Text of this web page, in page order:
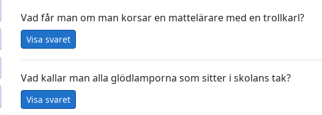
Vad får man om man korsar en mattelärare med en trollkarl?
Visa svaret
Vad kallar man alla glödlamporna som sitter i skolans tak?
Visa svaret